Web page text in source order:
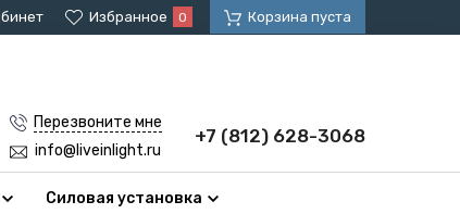
Избранное 0 Корзина пуста
Перезвоните мне
info@liveinlight.ru
+7 (812) 628-3068
Силовая установка